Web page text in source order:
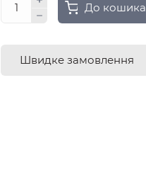
До кошика
Швидке замовлення